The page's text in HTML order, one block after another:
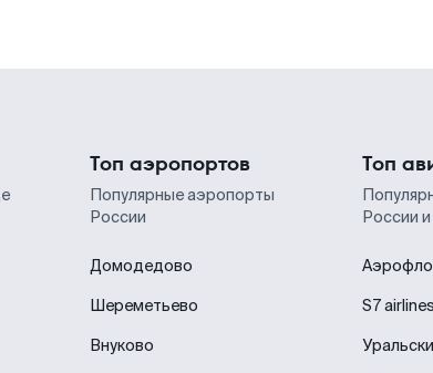
Топ аэропортов
Популярные аэропорты
России
Домодедово
Шереметьево
Внуково
Топ
России
S7 airlines